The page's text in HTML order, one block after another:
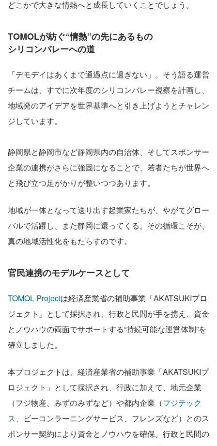
どこかで大きな情熱へと成長していくことでしょう。
TOMOLが紡ぐ“情熱”の先にあるもの
シリコンバレーへの道
「デモデイはあくまで通過点に過ぎない」。そう語る運営
チームは、すでに次年度のシリコンバレー視察を計画し、
地域発のアイデアを世界基準へと引き上げようとチャレン
ジしています。
静岡県と静岡市など静岡県内の自治体、そしてスポンサー
企業の連携がさらに強固になることで、若者たちが世界へ
と飛び立つ足がかりが整いつつあります。
地域が一体となって送り出す起業家たちが、やがてグロー
バルで活躍し、また静岡に還ってくる。その循環こそが、
真の地域活性化をもたらすのです。
官民連携のモデルケースとして
TOMOL Projectは経済産業省の補助事業「AKATSUKIプロ
ジェクト」として採択され、行政と民間が手を携え、資金
とノウハウの両面でサポートする“持続可能な運営体制”を
確立しました。
本プロジェクトは、経済産業省の補助事業「AKATSUKIプ
ロジェクト」として採択され、行政に加えて、地元企業
（フジ物産、みずのみずなど）や都内企業（フジテック
ス、ビーコンラーニングサービス、フレンズなど）とのス
ポンサー契約により資金とノウハウを確保。行政と民間の